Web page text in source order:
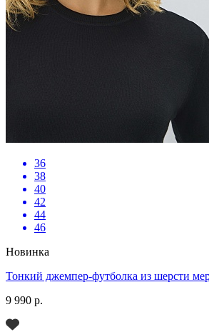
36
38
40
42
44
46
Новинка
Тонкий джемпер-футболка из шерсти
9 990 р.